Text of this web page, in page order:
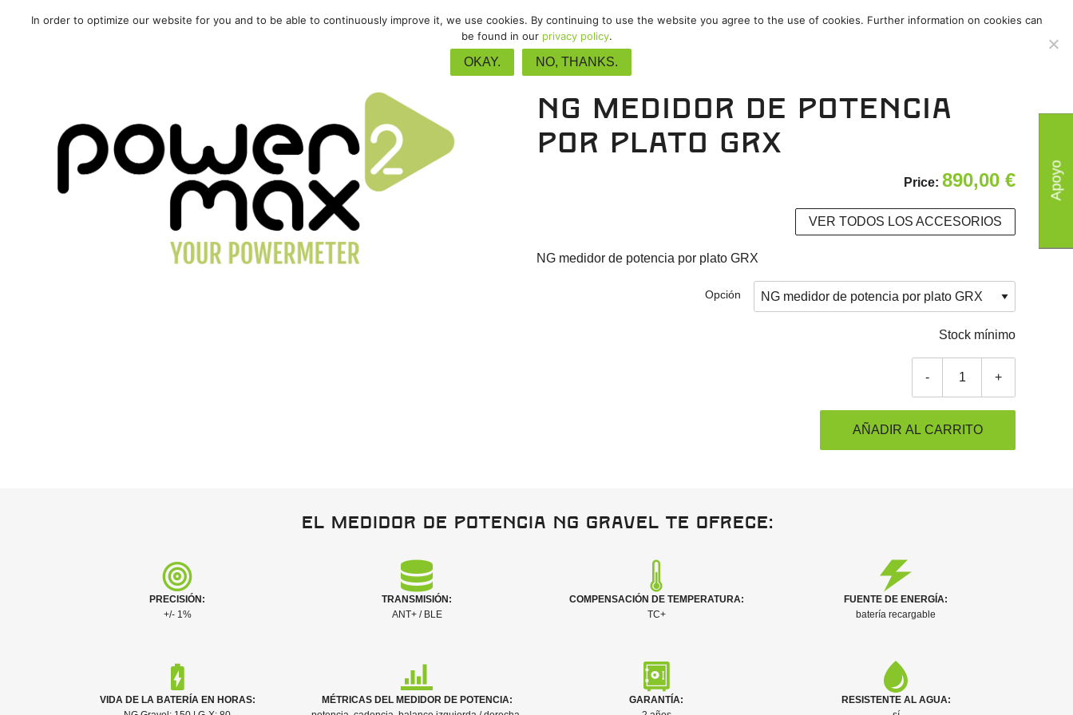
SALE! / Carretera / MTB / Gravel / Pista / Upgrades / Accesorios /
NG medidor de potencia
por plato GRX
Price: 890,00 €
VER TODOS LOS ACCESORIOS
NG medidor de potencia por plato GRX
Opción
Stock mínimo
- +
AÑADIR AL CARRITO
El medidor de potencia NG Gravel te ofrece:
PRECISIÓN:
+/- 1%
TRANSMISIÓN:
ANT+ / BLE
COMPENSACIÓN DE TEMPERATURA:
TC+
FUENTE DE ENERGÍA:
batería recargable
VIDA DE LA BATERÍA EN HORAS:
MÉTRICAS DEL MEDIDOR DE POTENCIA:
GARANTÍA:
RESISTENTE AL AGUA:
Apoyo
In order to optimize our website for you and to be able to continuously improve it, we use cookies. By continuing to use the website you agree to the use of cookies. Further information on cookies can
be found in our privacy policy.
OKAY. NO, THANKS.